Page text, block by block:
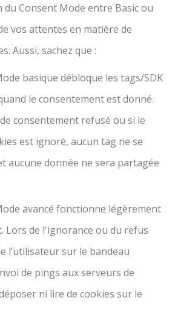
du Consent Mode entre Basic ou
vos attentes en matière de
Aussi, sachez que :
basique débloque les tags/SDK
le consentement est donné.
consentement refusé ou si le
est ignoré, aucun tag ne se
aucune donnée ne sera partagée
avancé fonctionne légèrement
Lors de l'ignorance ou du refus
l’utilisateur sur le bandeau
de pings aux serveurs de
ni lire de cookies sur le